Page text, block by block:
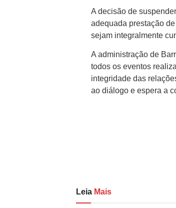
A decisão de
adequada prestação
sejam integralmente
A administração de
todos os eventos
integridade das
ao diálogo e espera a
Leia Mais